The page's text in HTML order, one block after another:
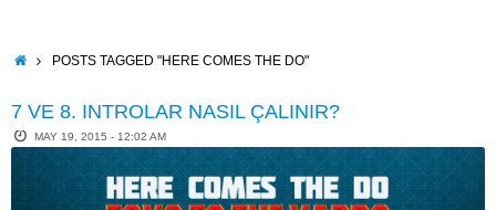
contentHOMEPOSTS TAGGED "HERE COMES THE DO"
7 VE 8. INTROLAR NASIL ÇALINIR?
MAY 19, 2015 - 12:02 AM